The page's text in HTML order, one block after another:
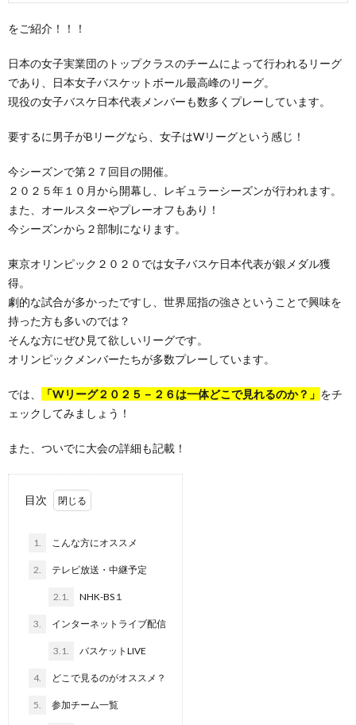
をご紹介！！！
日本の女子実業団のトップクラスのチームによって行われるリーグ
であり、日本女子バスケットボール最高峰のリーグ。
現役の女子バスケ日本代表メンバーも数多くプレーしています。
要するに男子がBリーグなら、女子はWリーグという感じ！
今シーズンで第２７回目の開催。
２０２５年１０月から開幕し、レギュラーシーズンが行われます。
また、オールスターやプレーオフもあり！
今シーズンから２部制になります。
東京オリンピック２０２０では女子バスケ日本代表が銀メダル獲
得。
劇的な試合が多かったですし、世界屈指の強さということで興味を
持った方も多いのでは？
そんな方にぜひ見て欲しいリーグです。
オリンピックメンバーたちが多数プレーしています。
では、 「Wリーグ２０２５－２６は一体どこで見れるのか？」 をチ
ェックしてみましょう！
また、ついでに大会の詳細も記載！
目次
1. こんな方にオススメ
2. テレビ放送・中継予定
2.1. NHK-BS１
3. インターネットライブ配信
3.1. バスケットLIVE
4. どこで見るのがオススメ？
5. 参加チーム一覧